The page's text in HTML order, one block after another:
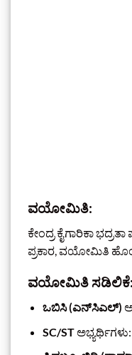
ವಯೋಮಿತಿ:
ಕೇಂದ್ರ ಕೈಗಾರಿಕಾ
ಪ್ರಕಾರ, ವಯೋಮಿತಿ
ವಯೋಮಿತಿ ಸಡಿಲಿಕೆ:
ಒಬಿಸಿ (ಎನ್‌ಸಿಎಲ್)
SC/STಅಭ್ಯರ್ಥಿಗಳು: